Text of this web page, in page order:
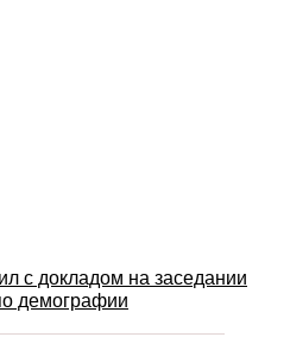
с докладом на заседании
демографии